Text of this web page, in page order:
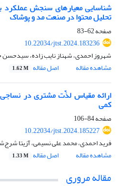
شناسایی معیارهای سنجش عملکرد
تحلیل محتوا در صنعت مد و پوشاک
صفحه62-83
10.22034/jtst.2024.183236
شهروز احمدی، شهناز نایب زاده،
مشاهده مقاله
اصل مقاله 1.62 M
ارائه مقیاس لذّت مشتری در
کمی
صفحه84-106
10.22034/jtst.2024.185227
فرید احمدی، محمد علی نسیمی، آزیتا
مشاهده مقاله
اصل مقاله 1.33 M
مقاله مروری